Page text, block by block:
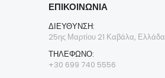
ΕΠΙΚΟΙΝΩΝΊΑ
ΔΙΕΎΘΥΝΣΗ:
25ης Μαρτίου 21 Καβάλα, Ελλάδα
ΤΗΛΈΦΩΝΟ:
+30 699 740 5556